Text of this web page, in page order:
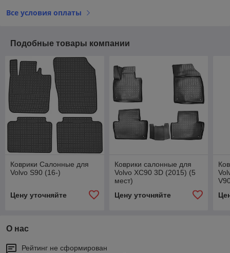
Все условия оплаты
Подобные товары компании
Коврики Салонные для
Volvo S90 (16-)
Цену уточняйте
Коврики салонные для
Volvo XC90 3D (2015) (5
мест)
Цену уточняйте
О нас
Рейтинг не сформирован